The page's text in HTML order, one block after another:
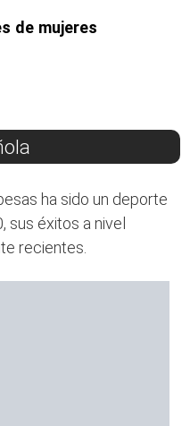
de mujeres
ha sido un deporte
sus éxitos a nivel
recientes.